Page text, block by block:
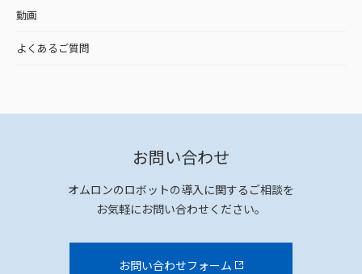
動画
よくあるご質問
お問い合わせ
オムロンのロボットの導入に関するご相談を
お気軽にお問い合わせください。
お問い合わせフォーム